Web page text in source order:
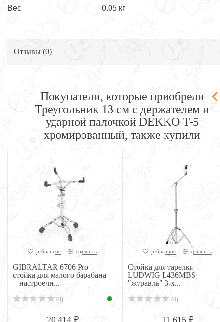
Вес
0.05 кг
Отзывы (0)
Покупатели, которые приобрели
Треугольник 13 cм с держателем и
ударной палочкой DEKKO T-5
хромированный, также купили
избранное сравнить
GIBRALTAR 6706 Pro
стойка для малого барабана
+ настроечн...
(0)
20 414 ₽
избранное сравнить
Стойка для тарелки
LUDWIG L436MBS
"журавль" 3-х...
(0)
11 615 ₽